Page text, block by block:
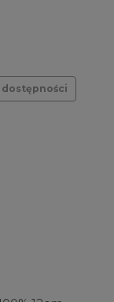
dostępności